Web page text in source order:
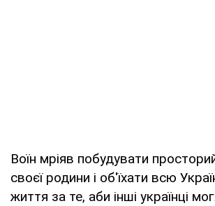
Воїн мріяв побудувати
своєї родини і об'їхати всю
життя за те, аби інші українці